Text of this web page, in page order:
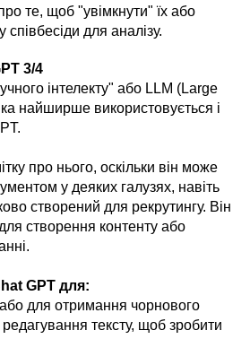
те, щоб "увімкнути" їх або
для аналізу.
3/4
інтелекту" або LLM (Large
найширше використовується і
про нього, оскільки він може
у деяких галузях, навіть
створений для рекрутингу. Він
створення контенту або
GPT для:
для отримання чорнового
тексту, щоб зробити